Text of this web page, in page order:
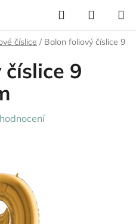
Hledat
KOŠÍK
číslice / Balon foliový číslice 9
9